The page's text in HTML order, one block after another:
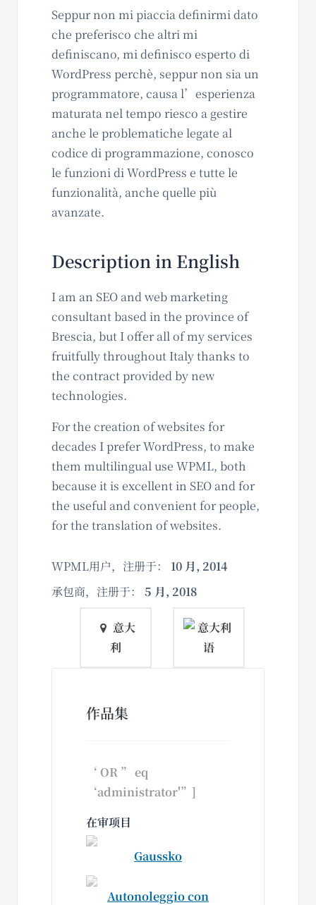
Seppur non mi piaccia definirmi dato
che preferisco che altri mi
definiscano, mi definisco esperto di
WordPress perchè, seppur non sia un
programmatore, causa l’esperienza
maturata nel tempo riesco a gestire
anche le problematiche legate al
codice di programmazione, conosco
le funzioni di WordPress e tutte le
funzionalità, anche quelle più
avanzate.
Description in English
I am an SEO and web marketing
consultant based in the province of
Brescia, but I offer all of my services
fruitfully throughout Italy thanks to
the contract provided by new
technologies.
For the creation of websites for
decades I prefer WordPress, to make
them multilingual use WPML, both
because it is excellent in SEO and for
the useful and convenient for people,
for the translation of websites.
WPML用户，注册于： 10 月, 2014
承包商，注册于： 5 月, 2018
意大
利
作品集
‘ OR ” eq
‘administrator'”]
在审项目
Gaussko
Autonoleggio con